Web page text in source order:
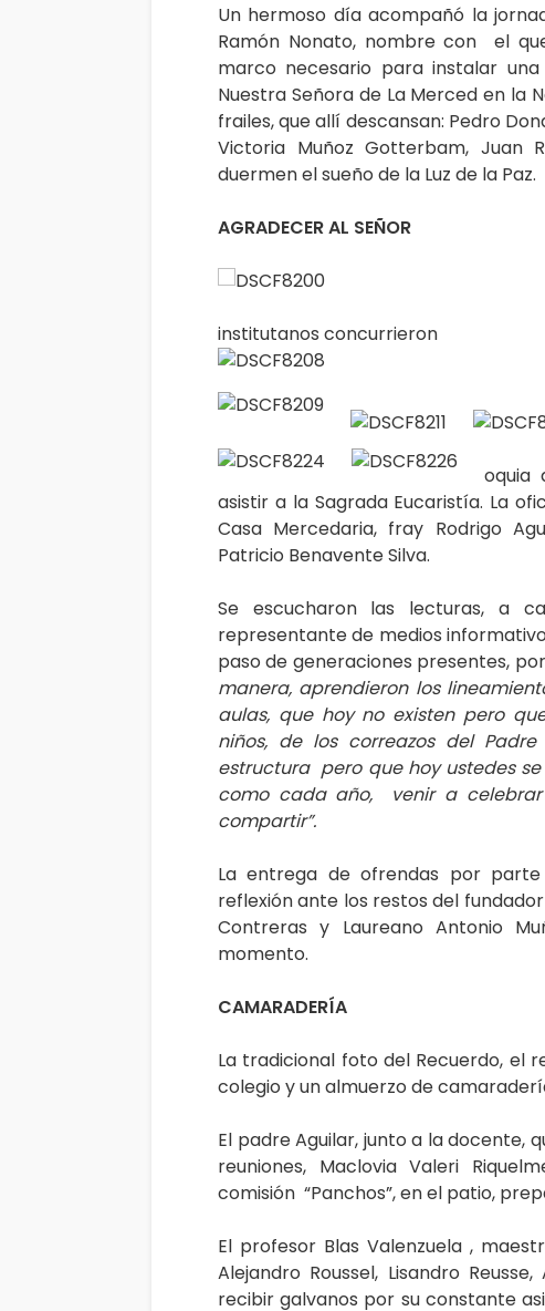
Un hermoso día acompañó la
Ramón Nonato, nombre con el
marco necesario para instalar
Nuestra Señora de La Merced en la
frailes, que allí descansan: Pedro
Victoria Muñoz Gotterbam, Juan
duermen el sueño de la Luz de la Paz.
AGRADECER AL SEÑOR
institutanos concurrieron
oquia
asistir a la Sagrada Eucaristía. La
Casa Mercedaria, fray Rodrigo
Patricio Benavente Silva.
Se escucharon las lecturas, a
representante de medios
paso de generaciones presentes,
manera, aprendieron los
aulas, que hoy no existen pero
niños, de los correazos del
estructura pero que hoy ustedes
como cada año, venir a
compartir”.
La entrega de ofrendas por
reflexión ante los restos del
Contreras y Laureano Antonio
momento.
CAMARADERÍA
La tradicional foto del Recuerdo, el
colegio y un almuerzo de
El padre Aguilar, junto a la docente,
reuniones, Maclovia Valeri
comisión “Panchos”, en el patio,
El profesor Blas Valenzuela ,
Alejandro Roussel, Lisandro
recibir galvanos por su constante